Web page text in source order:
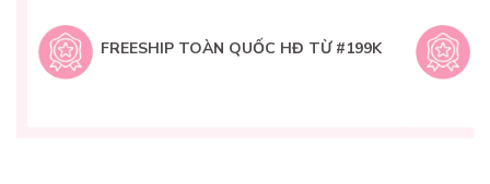
FREESHIP TOÀN QUỐC HĐ TỪ #199K